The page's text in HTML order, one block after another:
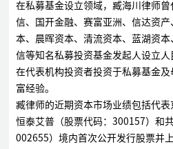
在私募基金设立领域，臧海川律师
信、国开金融、赛富亚洲、信达资
本、晨晖资本、清流资本、蓝湖资
信等知名私募投资基金发起人设立人
在代表机构投资者投资于私募基金
富经验。
臧律师的近期资本市场业绩包括代表
恒泰艾普（股票代码：300157）和
002655）境内首次公开发行股票并